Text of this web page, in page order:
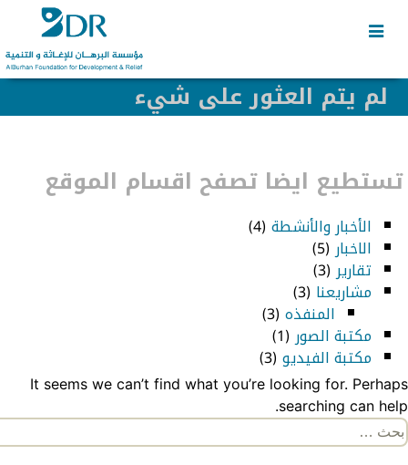
content
لم يتم العثور على شيء
تستطيع ايضا تصفح اقسام الموقع
الأخبار والأنشطة (4)
الاخبار(5)
تقارير(3)
مشاريعنا (3)
المنفذه (3)
مكتبة الصور(1)
مكتبة الفيديو (3)
It seems we can’t find what you’re looking for. Perhaps
searching can help.
البحث
عن: